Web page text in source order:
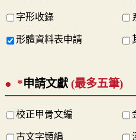
字形收錄
形體資料表申請
*申請文獻 (最多五筆)
校正甲骨文編
古文字類編